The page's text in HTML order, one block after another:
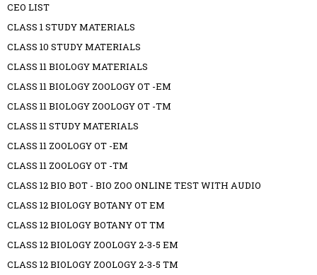
CEO LIST
CLASS 1 STUDY MATERIALS
CLASS 10 STUDY MATERIALS
CLASS 11 BIOLOGY MATERIALS
CLASS 11 BIOLOGY ZOOLOGY OT -EM
CLASS 11 BIOLOGY ZOOLOGY OT -TM
CLASS 11 STUDY MATERIALS
CLASS 11 ZOOLOGY OT -EM
CLASS 11 ZOOLOGY OT -TM
CLASS 12 BIO BOT - BIO ZOO ONLINE TEST WITH AUDIO
CLASS 12 BIOLOGY BOTANY OT EM
CLASS 12 BIOLOGY BOTANY OT TM
CLASS 12 BIOLOGY ZOOLOGY 2-3-5 EM
CLASS 12 BIOLOGY ZOOLOGY 2-3-5 TM